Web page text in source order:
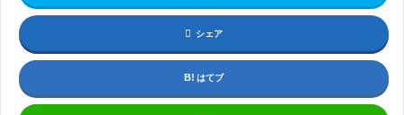
シェア
はてブ